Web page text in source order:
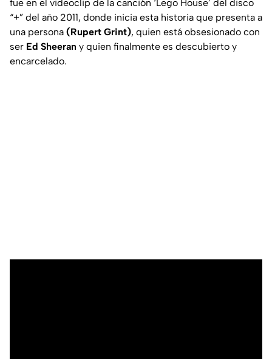
fue en el videoclip de la canción ‘Lego House’ del disco
“+” del año 2011, donde inicia esta historia que presenta a
una persona (Rupert Grint), quien está obsesionado con
ser Ed Sheeran y quien finalmente es descubierto y
encarcelado.